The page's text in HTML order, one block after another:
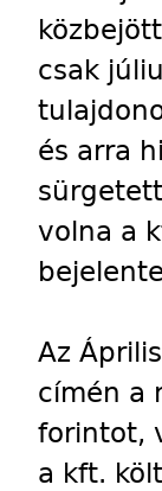
csak
és arra
volna a
Az
címén a
forintot,
a kft.